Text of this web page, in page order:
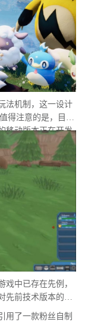
法机制，这一设计
得注意的是，目前
移动版本正在开发
点针对此项专利
戏中已存在先例，
先前技术版本的实
用了一款粉丝自制